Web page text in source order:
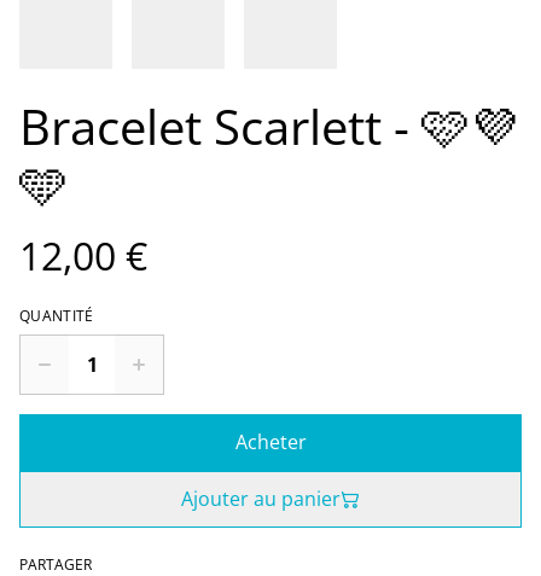
Bracelet Scarlett - 🩷💜
🩵
12,00 €
QUANTITÉ
Acheter
Ajouter au panier
PARTAGER